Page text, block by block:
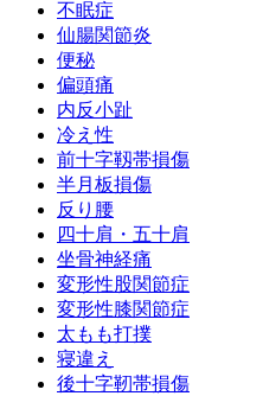
不眠症
仙腸関節炎
便秘
偏頭痛
内反小趾
冷え性
前十字靱帯損傷
半月板損傷
反り腰
四十肩・五十肩
坐骨神経痛
変形性股関節症
変形性膝関節症
太もも打撲
寝違え
後十字靭帯損傷